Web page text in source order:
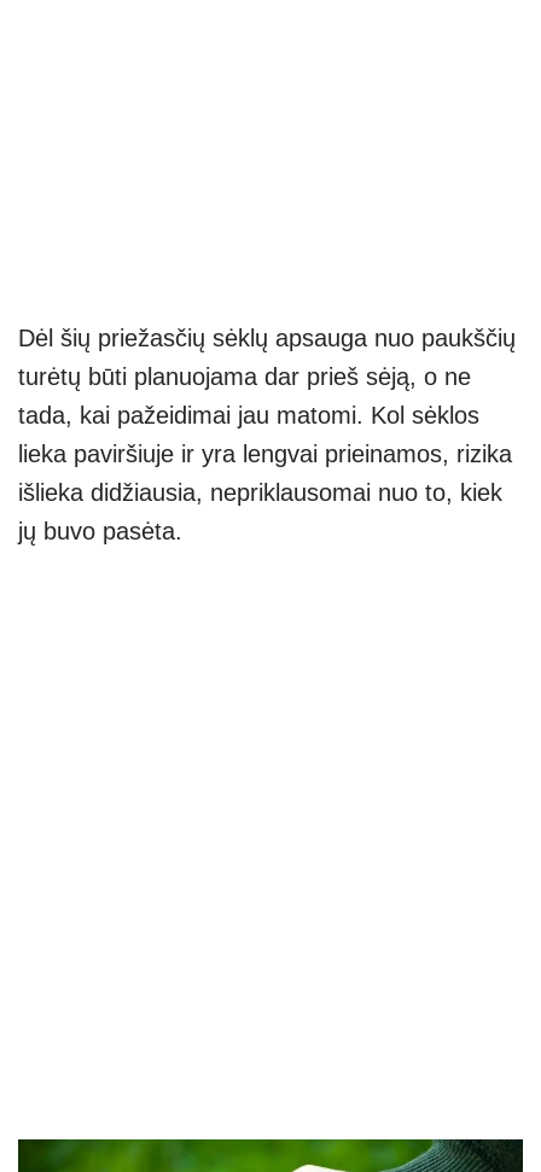
Dėl šių priežasčių sėklų apsauga nuo paukščių
turėtų būti planuojama dar prieš sėją, o ne
tada, kai pažeidimai jau matomi. Kol sėklos
lieka paviršiuje ir yra lengvai prieinamos, rizika
išlieka didžiausia, nepriklausomai nuo to, kiek
jų buvo pasėta.